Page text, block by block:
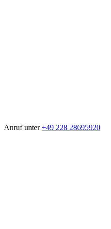
Anruf unter +49 228 28695920